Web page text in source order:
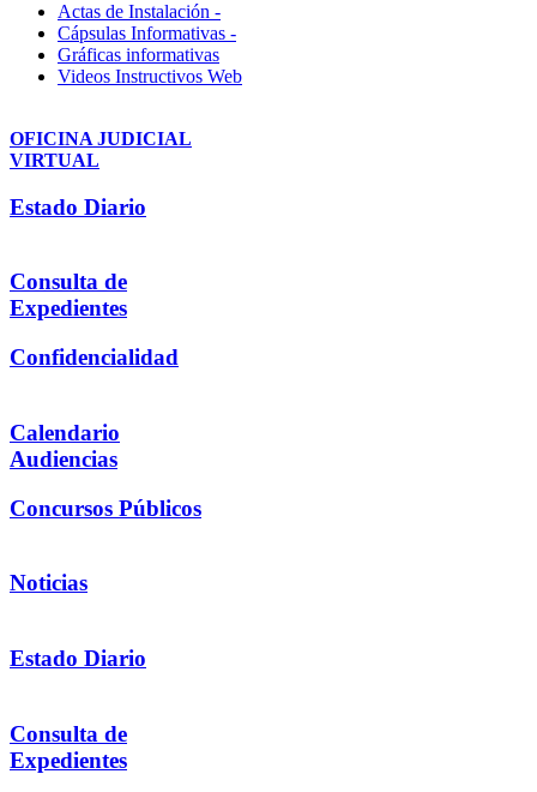
Actas de Instalación -
Cápsulas Informativas -
Gráficas informativas
Videos Instructivos Web
OFICINA JUDICIAL
VIRTUAL
Estado Diario
Consulta de
Expedientes
Confidencialidad
Calendario
Audiencias
Concursos Públicos
Noticias
Estado Diario
Consulta de
Expedientes